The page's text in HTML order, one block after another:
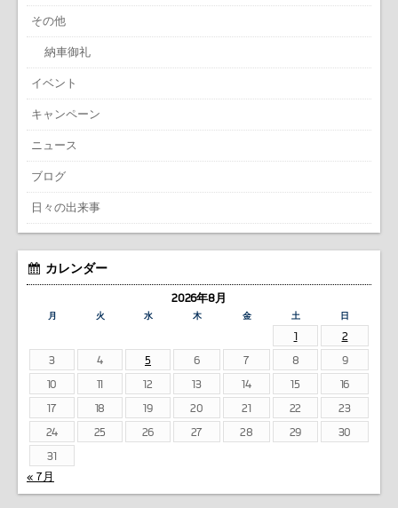
その他
納車御礼
イベント
キャンペーン
ニュース
ブログ
日々の出来事
カレンダー
2026年8月
月 火 水 木 金 土 日
1
2
3
4 5 6 7 8
9
10
11 12 13 14 15
16
17
18 19 20 21 22
23
24
25 26 27 28 29
30
31
« 7月